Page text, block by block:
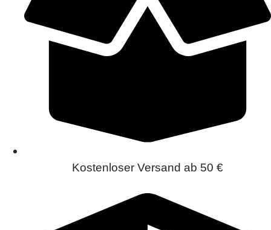
Kostenloser Versand ab 50 €